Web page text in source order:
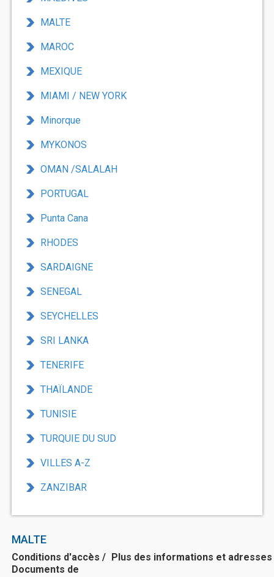
MALTE
MAROC
MEXIQUE
MIAMI / NEW YORK
Minorque
MYKONOS
OMAN /SALALAH
PORTUGAL
Punta Cana
RHODES
SARDAIGNE
SENEGAL
SEYCHELLES
SRI LANKA
TENERIFE
THAÏLANDE
TUNISIE
TURQUIE DU SUD
VILLES A-Z
ZANZIBAR
MALTE
Conditions d'accès /
Documents de
Plus des informations et